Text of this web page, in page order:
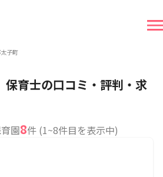
子町
保育士の口コミ・評判・求
園8件 (1~8件目を表示中)